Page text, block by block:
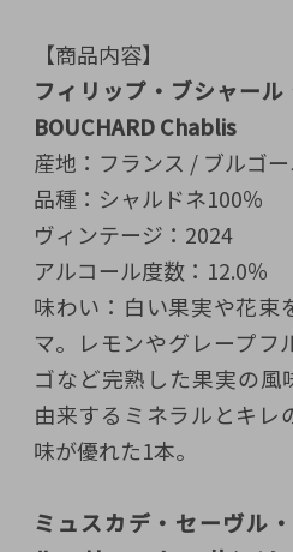
【商品内容】
フィリップ・ブシャー
BOUCHARD Chablis
産地：フランス / ブルゴ
品種：シャルドネ100％
ヴィンテージ：2024
アルコール度数：12.0％
味わい：白い果実や花束
マ。レモンやグレープフ
ゴなど完熟した果実の風
由来するミネラルとキレ
味が優れた1本。
ミュスカデ・セーヴル